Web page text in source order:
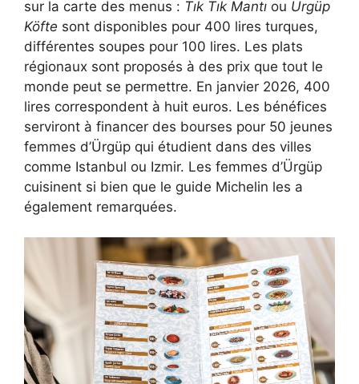
sur la carte des menus : Tık Tık Mantı ou Ürgüp
Köfte sont disponibles pour 400 lires turques,
différentes soupes pour 100 lires. Les plats
régionaux sont proposés à des prix que tout le
monde peut se permettre. En janvier 2026, 400
lires correspondent à huit euros. Les bénéfices
serviront à financer des bourses pour 50 jeunes
femmes d’Ürgüp qui étudient dans des villes
comme Istanbul ou Izmir. Les femmes d’Ürgüp
cuisinent si bien que le guide Michelin les a
également remarquées.